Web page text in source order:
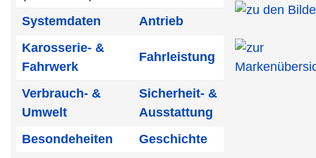
Systemdaten
Antrieb
Karosserie- &
Fahrwerk
Fahrleistung
Verbrauch- &
Umwelt
Sicherheit- &
Ausstattung
Besondeheiten
Geschichte